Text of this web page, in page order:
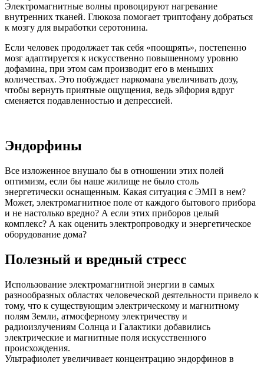
Электромагнитные волны провоцируют нагревание
внутренних тканей. Глюкоза помогает триптофану добраться
к мозгу для выработки серотонина.
Если человек продолжает так себя «поощрять», постепенно
мозг адаптируется к искусственно повышенному уровню
дофамина, при этом сам производит его в меньших
количествах. Это побуждает наркомана увеличивать дозу,
чтобы вернуть приятные ощущения, ведь эйфория вдруг
сменяется подавленностью и депрессией.
Эндорфины
Все изложенное внушало бы в отношении этих полей
оптимизм, если бы наше жилище не было столь
энергетически оснащенным. Какая ситуация с ЭМП в нем?
Может, электромагнитное поле от каждого бытового прибора
и не настолько вредно? А если этих приборов целый
комплекс? А как оценить электропроводку и энергетическое
оборудование дома?
Полезный и вредный стресс
Использование электромагнитной энергии в самых
разнообразных областях человеческой деятельности привело к
тому, что к существующим электрическому и магнитному
полям Земли, атмосферному электричеству и
радиоизлучениям Солнца и Галактики добавились
электрические и магнитные поля искусственного
происхождения.
Ультрафиолет увеличивает концентрацию эндорфинов в